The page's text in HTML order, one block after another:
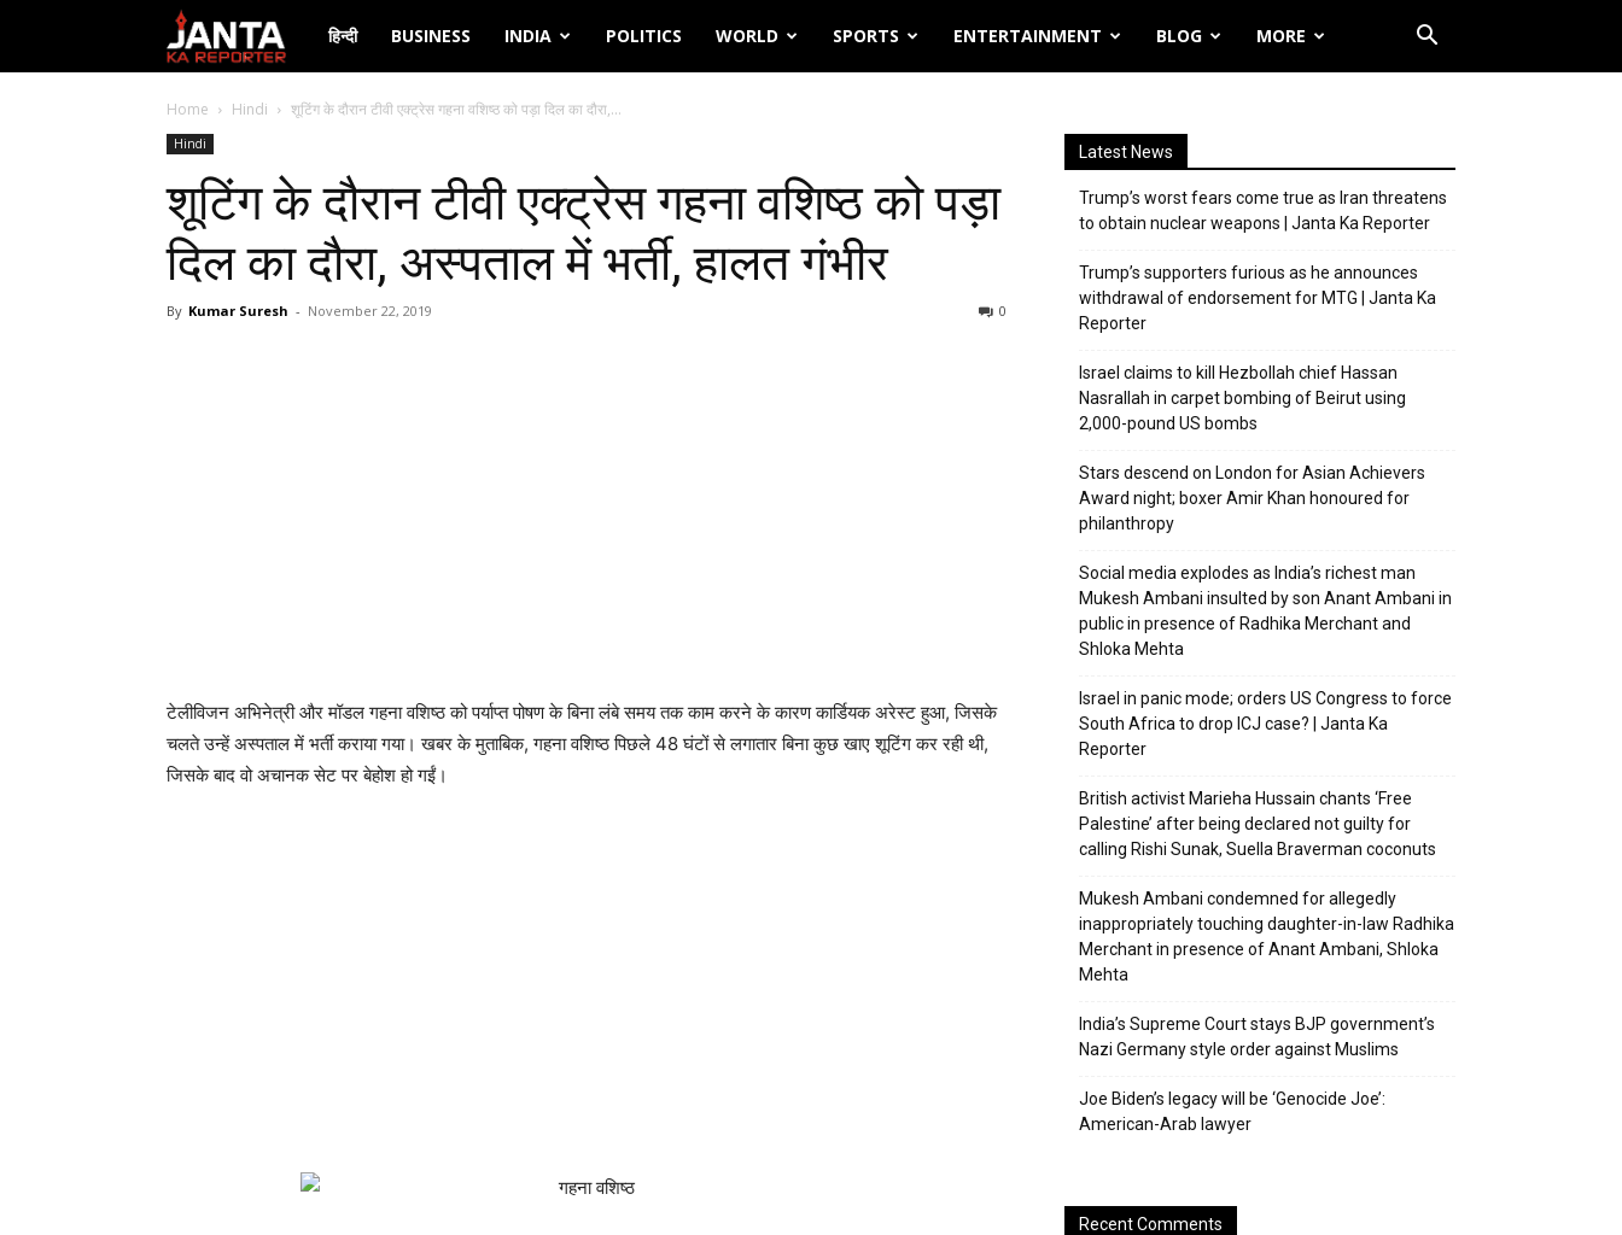
Janta
Ka
Reporter
हिन्दी BUSINESS INDIA POLITICS WORLD SPORTS ENTERTAINMENT BLOG MORE
Home Hindi शूटिंग के दौरान टीवी एक्ट्रेस गहना वशिष्ठ को पड़ा दिल का दौरा,...
Hindi
शूटिंग के दौरान टीवी एक्ट्रेस गहना वशिष्ठ को पड़ा
दिल का दौरा, अस्पताल में भर्ती, हालत गंभीर
By Kumar Suresh - November 22, 2019 0
टेलीविजन अभिनेत्री और मॉडल गहना वशिष्ठ को पर्याप्त पोषण के बिना लंबे समय तक काम करने के कारण कार्डियक अरेस्ट हुआ, जिसके
चलते उन्हें अस्पताल में भर्ती कराया गया। खबर के मुताबिक, गहना वशिष्ठ पिछले 48 घंटों से लगातार बिना कुछ खाए शूटिंग कर रही थी,
जिसके बाद वो अचानक सेट पर बेहोश हो गईं।
Latest News
Trump’s worst fears come true as Iran threatens
to obtain nuclear weapons | Janta Ka Reporter
Trump’s supporters furious as he announces
withdrawal of endorsement for MTG | Janta Ka
Reporter
Israel claims to kill Hezbollah chief Hassan
Nasrallah in carpet bombing of Beirut using
2,000-pound US bombs
Stars descend on London for Asian Achievers
Award night; boxer Amir Khan honoured for
philanthropy
Social media explodes as India’s richest man
Mukesh Ambani insulted by son Anant Ambani in
public in presence of Radhika Merchant and
Shloka Mehta
Israel in panic mode; orders US Congress to force
South Africa to drop ICJ case? | Janta Ka
Reporter
British activist Marieha Hussain chants ‘Free
Palestine’ after being declared not guilty for
calling Rishi Sunak, Suella Braverman coconuts
Mukesh Ambani condemned for allegedly
inappropriately touching daughter-in-law Radhika
Merchant in presence of Anant Ambani, Shloka
Mehta
India’s Supreme Court stays BJP government’s
Nazi Germany style order against Muslims
Joe Biden’s legacy will be ‘Genocide Joe’:
American-Arab lawyer
Recent Comments